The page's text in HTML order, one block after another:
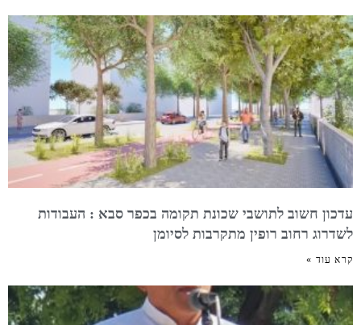
עדכון חשוב לתושבי שכונת תקומה בכפר סבא : העבודות
לשדרוג רחוב רופין מתקרבות לסיומן
קרא עוד »